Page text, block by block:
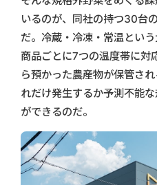
いるのが、同社の持つ30台
だ。冷蔵・冷凍・常温とい
商品ごとに7つの温度帯に対
ら預かった農産物が保管さ
れだけ発生するか予測不能
ができるのだ。